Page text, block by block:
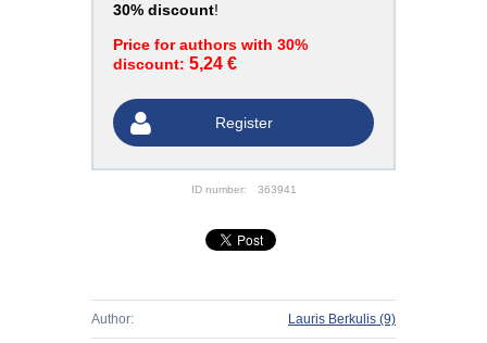
30% discount!
Price for authors with 30%
discount: 5,24 €
Register
ID number: 363941
Author: Lauris Berkulis (9)